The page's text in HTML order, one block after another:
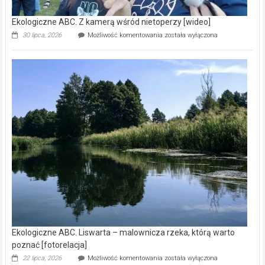
Ekologiczne ABC. Z kamerą wśród nietoperzy [wideo]
30 lipca, 2026 Możliwość komentowania Ekologiczne
kamerą
wśród
została wyłączona
Ekologiczne ABC. Liswarta – malownicza rzeka, którą warto
poznać [fotorelacja]
22 lipca, 2026 Możliwość komentowania Ekologiczne
została wyłączona